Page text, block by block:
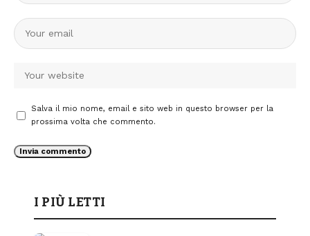
Salva il mio nome, email e sito web in questo browser per la
prossima volta che commento.
I PIÙ LETTI